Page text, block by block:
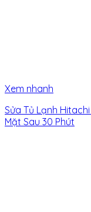
Xem nhanh
Sửa Tủ Lạnh
Mặt Sau 30 Phút